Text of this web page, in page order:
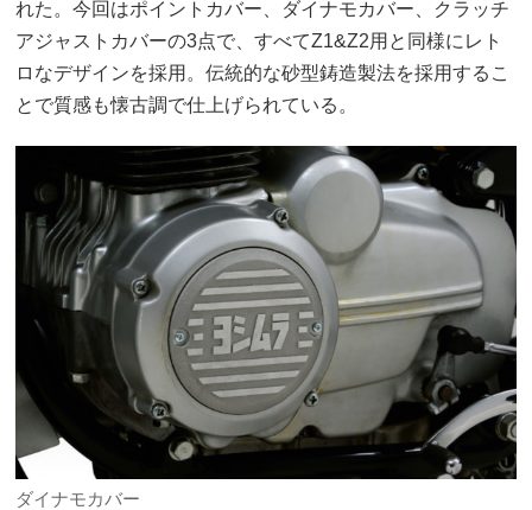
れた。今回はポイントカバー、ダイナモカバー、クラッチ
アジャストカバーの3点で、すべてZ1&Z2用と同様にレト
ロなデザインを採用。伝統的な砂型鋳造製法を採用するこ
とで質感も懐古調で仕上げられている。
ダイナモカバー